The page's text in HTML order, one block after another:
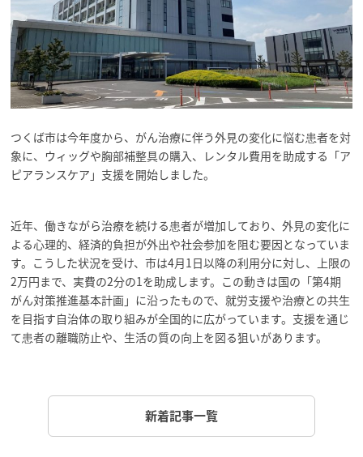
つくば市は今年度から、がん治療に伴う外見の変化に悩む患者を対
象に、ウィッグや胸部補整具の購入、レンタル費用を助成する「ア
ピアランスケア」支援を開始しました。
近年、働きながら治療を続ける患者が増加しており、外見の変化に
よる心理的、経済的負担が外出や社会参加を阻む要因となっていま
す。こうした状況を受け、市は4月1日以降の利用分に対し、上限の
2万円まで、実費の2分の1を助成します。この動きは国の「第4期
がん対策推進基本計画」に沿ったもので、就労支援や治療との共生
を目指す自治体の取り組みが全国的に広がっています。支援を通じ
て患者の離職防止や、生活の質の向上を図る狙いがあります。
新着記事一覧